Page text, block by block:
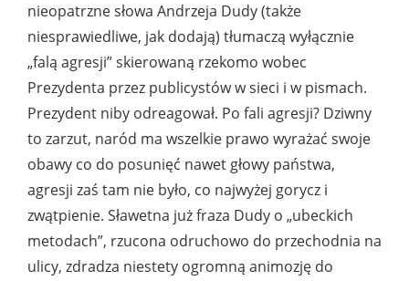
nieopatrzne słowa Andrzeja Dudy (także
niesprawiedliwe, jak dodają) tłumaczą wyłącznie
„falą agresji” skierowaną rzekomo wobec
Prezydenta przez publicystów w sieci i w pismach.
Prezydent niby odreagował. Po fali agresji? Dziwny
to zarzut, naród ma wszelkie prawo wyrażać swoje
obawy co do posunięć nawet głowy państwa,
agresji zaś tam nie było, co najwyżej gorycz i
zwątpienie. Sławetna już fraza Dudy o „ubeckich
metodach”, rzucona odruchowo do przechodnia na
ulicy, zdradza niestety ogromną animozję do